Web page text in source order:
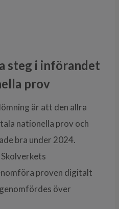
steg i införandet
prov
är att den allra
nationella prov och
bra under 2024.
proven digitalt
över